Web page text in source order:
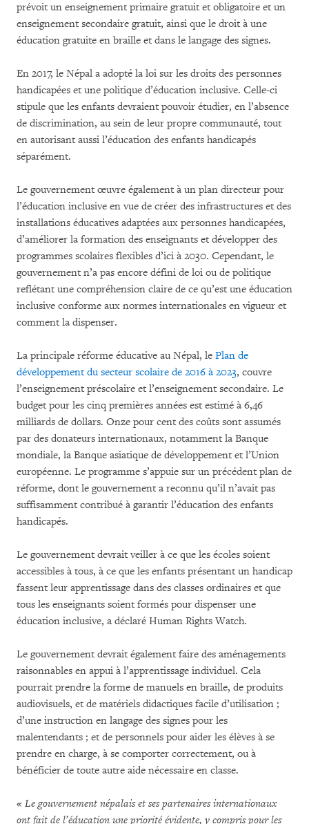
prévoit un enseignement primaire gratuit et obligatoire et un
enseignement secondaire gratuit, ainsi que le droit à une
éducation gratuite en braille et dans le langage des signes.
En 2017, le Népal a adopté la loi sur les droits des personnes
handicapées et une politique d’éducation inclusive. Celle-ci
stipule que les enfants devraient pouvoir étudier, en l’absence
de discrimination, au sein de leur propre communauté, tout
en autorisant aussi l’éducation des enfants handicapés
séparément.
Le gouvernement œuvre également à un plan directeur pour
l’éducation inclusive en vue de créer des infrastructures et des
installations éducatives adaptées aux personnes handicapées,
d’améliorer la formation des enseignants et développer des
programmes scolaires flexibles d’ici à 2030. Cependant, le
gouvernement n’a pas encore défini de loi ou de politique
reflétant une compréhension claire de ce qu’est une éducation
inclusive conforme aux normes internationales en vigueur et
comment la dispenser.
La principale réforme éducative au Népal, le Plan de
développement du secteur scolaire de 2016 à 2023, couvre
l’enseignement préscolaire et l’enseignement secondaire. Le
budget pour les cinq premières années est estimé à 6,46
milliards de dollars. Onze pour cent des coûts sont assumés
par des donateurs internationaux, notamment la Banque
mondiale, la Banque asiatique de développement et l’Union
européenne. Le programme s’appuie sur un précédent plan de
réforme, dont le gouvernement a reconnu qu’il n’avait pas
suffisamment contribué à garantir l’éducation des enfants
handicapés.
Le gouvernement devrait veiller à ce que les écoles soient
accessibles à tous, à ce que les enfants présentant un handicap
fassent leur apprentissage dans des classes ordinaires et que
tous les enseignants soient formés pour dispenser une
éducation inclusive, a déclaré Human Rights Watch.
Le gouvernement devrait également faire des aménagements
raisonnables en appui à l’apprentissage individuel. Cela
pourrait prendre la forme de manuels en braille, de produits
audiovisuels, et de matériels didactiques facile d’utilisation ;
d’une instruction en langage des signes pour les
malentendants ; et de personnels pour aider les élèves à se
prendre en charge, à se comporter correctement, ou à
bénéficier de toute autre aide nécessaire en classe.
« Le gouvernement népalais et ses partenaires internationaux
ont fait de l’éducation une priorité évidente, y compris pour les